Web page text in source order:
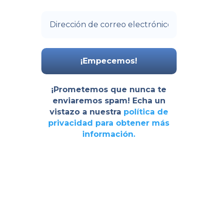
¡Prometemos que nunca te
enviaremos spam! Echa un
vistazo a nuestra política de
privacidad para obtener más
información.